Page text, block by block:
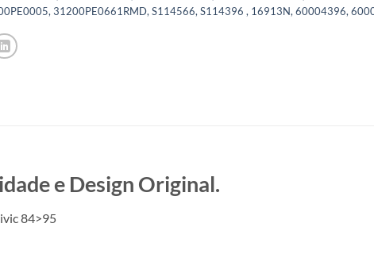
31200PE0661RMD, S114566, S114396 , 16913N, 60004396,
e Design Original.
84>95